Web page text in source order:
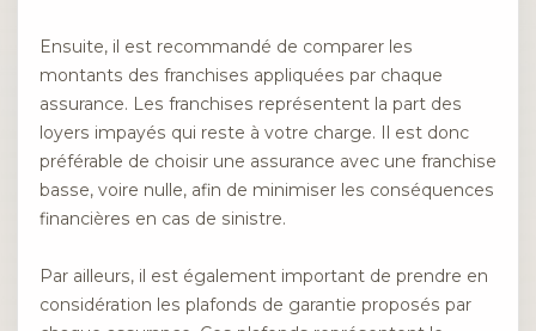
Ensuite, il est recommandé de comparer les
montants des franchises appliquées par chaque
assurance. Les franchises représentent la part des
loyers impayés qui reste à votre charge. Il est donc
préférable de choisir une assurance avec une franchise
basse, voire nulle, afin de minimiser les conséquences
financières en cas de sinistre.
Par ailleurs, il est également important de prendre en
considération les plafonds de garantie proposés par